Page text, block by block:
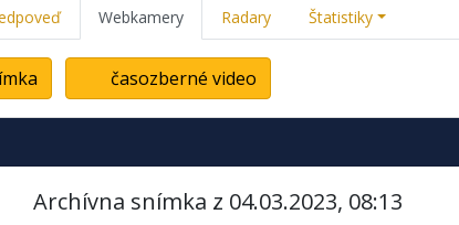
Webkamery Radary Štatistiky
časozberné video
Archívna snímka z 04.03.2023, 08:13